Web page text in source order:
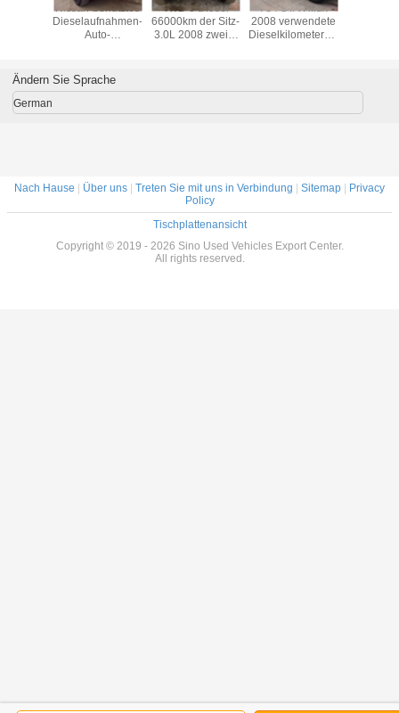
Nissan-benutztes
Dieselaufnahmen-
Auto-
Straßenverkehr
mit 2+3 Sitzen
4WD 5 Diesel
66000km der Sitz-
3.0L 2008 zweite
Hilux
TOYOTA Hilux
2008 verwendete
Dieselkilometerzahl
Sitzen
Ändern Sie Sprache
German
Nach Hause | Über uns | Treten Sie mit uns in Verbindung | Sitemap | Privacy
Policy
Tischplattenansicht
Copyright © 2019 - 2026 Sino Used Vehicles Export Center.
All rights reserved.